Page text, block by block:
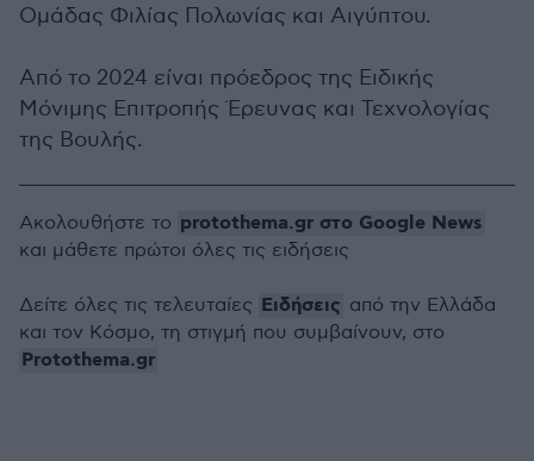
Ομάδας Φιλίας Πολωνίας και Αιγύπτου.
Από το 2024 είναι πρόεδρος της Ειδικής
Μόνιμης Επιτροπής Έρευνας και Τεχνολογίας
της Βουλής.
Ακολουθήστε το protothema.gr στο Google News
και μάθετε πρώτοι όλες τις ειδήσεις
Δείτε όλες τις τελευταίες Ειδήσεις από την Ελλάδα
και τον Κόσμο, τη στιγμή που συμβαίνουν, στο
Protothema.gr